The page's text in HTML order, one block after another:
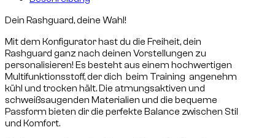
Dein Rashguard, deine Wahl!
Mit dem Konfigurator hast du die Freiheit, dein
Rashguard ganz nach deinen Vorstellungen zu
personalisieren! Es besteht aus einem hochwertigen
Multifunktionsstoff, der dich beim Training angenehm
kühl und trocken hält. Die atmungsaktiven und
schweißsaugenden Materialien und die bequeme
Passform bieten dir die perfekte Balance zwischen Stil
und Komfort.